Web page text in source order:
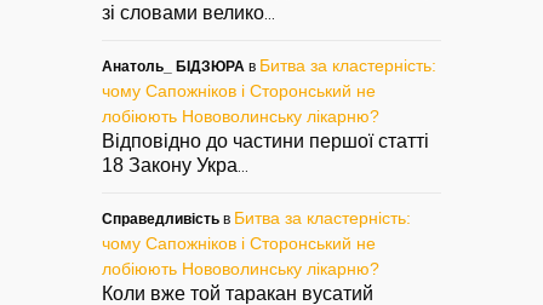
зі словами велико
Анатоль_ БІДЗЮРА в Битва за кластерність:
чому Сапожніков і Сторонський не
лобіюють Нововолинську лікарню?
Відповідно до частини першої статті
18 Закону Укра
Справедливість в Битва за кластерність:
чому Сапожніков і Сторонський не
лобіюють Нововолинську лікарню?
Коли вже той таракан вусатий